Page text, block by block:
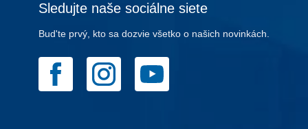
Sledujte naše sociálne siete
Bud'te prvý, kto sa dozvie všetko o našich novinkách.